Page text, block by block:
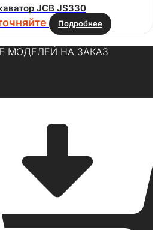
JCB JS330
Подробнее
МОДЕЛЕЙ НА ЗАКАЗ